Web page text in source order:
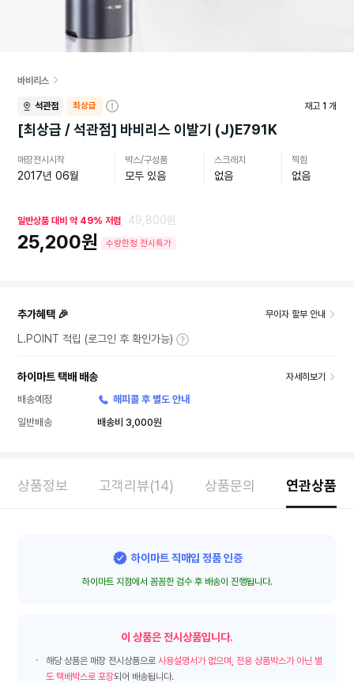
바비리스
석관점 최상급
자
세
히
재고 1 개
[최상급 / 석관점] 바비리스 이발기 (J)E791K
매장전시시작
2017년 06월
박스/구성품
모두 있음
스크래치
없음
찍힘
없음
일반상품 대비 약 49% 저렴 49,800원
25,200원 수량한정 전시특가
추가혜택 🎉 무이자 할부 안내
L.POINT 적립 (로그인 후 확인가능)
하이마트 택배 배송 자세히보기
배송예정
해피콜 후 별도 안내
일반배송
배송비 3,000원
상품정보 고객리뷰(14) 상품문의 연관상품
하이마트 직매입 정품 인증
하이마트 지점에서 꼼꼼한 검수 후 배송이 진행됩니다.
이 상품은 전시상품입니다.
해당 상품은 매장 전시상품으로 사용설명서가 없으며, 전용 상품박스가 아닌 별
도 택배박스로 포장되어 배송됩니다.